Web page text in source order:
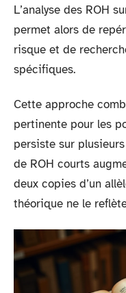
L’analyse des ROH
permet alors de
risque et de
spécifiques.
Cette approche
pertinente pour les
persiste sur
de ROH courts
deux copies d’un
théorique ne le